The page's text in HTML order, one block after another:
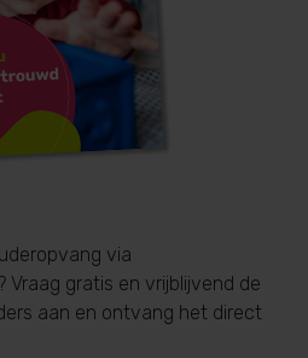
via
Vraag gratis en vrijblijvend de
aan en ontvang het direct